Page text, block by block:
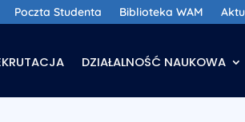
Poczta Studenta Biblioteka WAM
DZIAŁALNOŚĆ NAUKOWA